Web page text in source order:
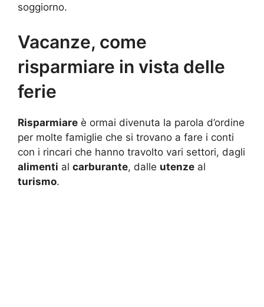
soggiorno.
Vacanze, come
risparmiare in vista delle
ferie
Risparmiare è ormai divenuta la parola d’ordine
per molte famiglie che si trovano a fare i conti
con i rincari che hanno travolto vari settori, dagli
alimenti al carburante, dalle utenze al
turismo.